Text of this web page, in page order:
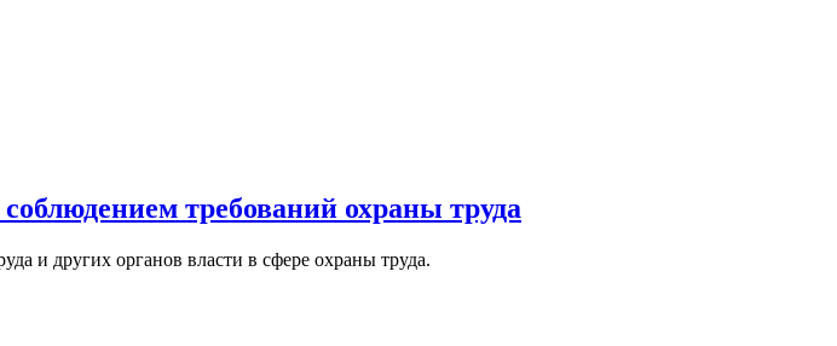
соблюдением требований охраны труда
и других органов власти в сфере охраны труда.